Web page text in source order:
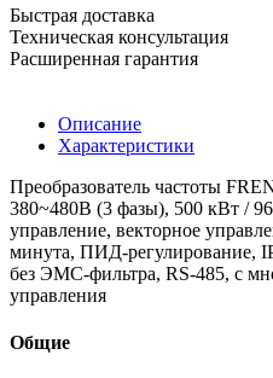
Быстрая доставка
Техническая консультация
Расширенная гарантия
Описание
Характеристики
Преобразователь частоты
380~480B (3 фазы), 500 кВт /
управление, векторное
минута, ПИД-регулирование,
без ЭМС-фильтра, RS-485, с
управления
Общие